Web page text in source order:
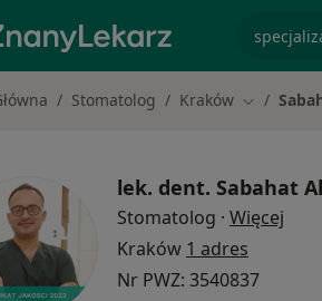
Stomatolog Kraków Zmień
lek. dent. Sabahat
Stomatolog · Więcej
Kraków 1 adres
Nr PWZ: 3540837